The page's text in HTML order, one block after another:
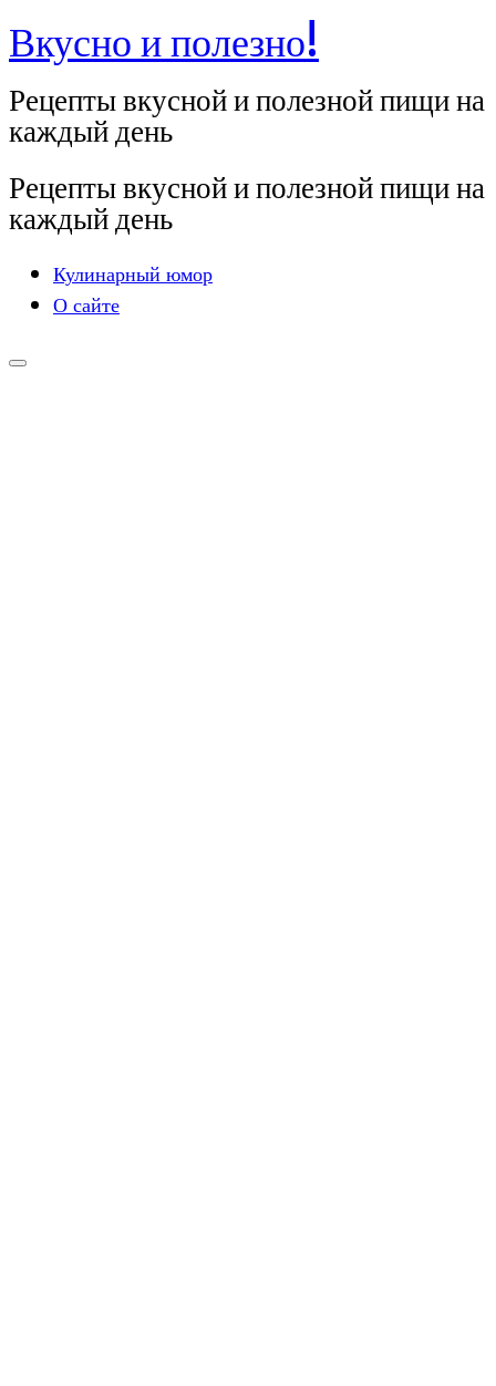
Перейти
содержимому
Вкусно и полезно!
Рецепты вкусной и полезной пищи на
каждый день
Рецепты вкусной и полезной пищи на
каждый день
Кулинарный юмор
О сайте